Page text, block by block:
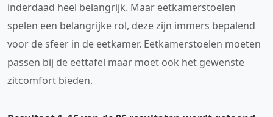
inderdaad heel belangrijk. Maar eetkamerstoelen
spelen een belangrijke rol, deze zijn immers bepalend
voor de sfeer in de eetkamer. Eetkamerstoelen moeten
passen bij de eettafel maar moet ook het gewenste
zitcomfort bieden.